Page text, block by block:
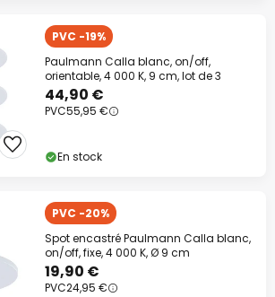
PVC -19%
Paulmann Calla blanc, on/off,
orientable, 4 000 K, 9 cm, lot de 3
44,90 €
PVC55,95 €
En stock
PVC -20%
Spot encastré Paulmann Calla blanc,
on/off, fixe, 4 000 K, Ø 9 cm
19,90 €
PVC24,95 €